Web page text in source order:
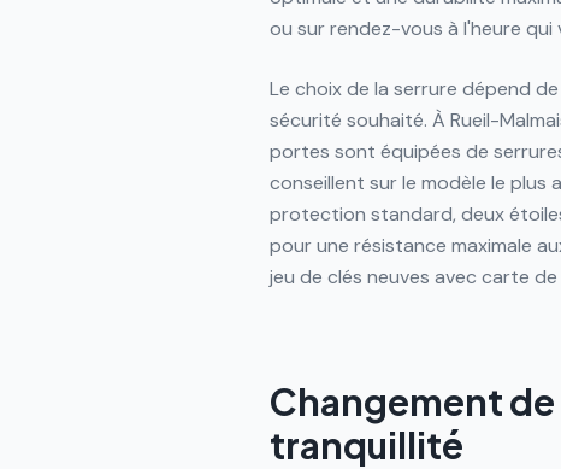
ou sur rendez-vous à l'heure qui
Le choix de la serrure dépend
sécurité souhaité. À Rueil-
portes sont équipées de
conseillent sur le modèle le plus
protection standard, deux
pour une résistance maximale
jeu de clés neuves avec carte
Changement
tranquillité